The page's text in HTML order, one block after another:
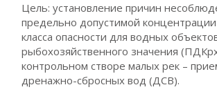
Цель: установление причин
предельно допустимой
класса опасности для водных
рыбохозяйственного значения
контрольном створе малых рек –
дренажно-сбросных вод (ДСВ).